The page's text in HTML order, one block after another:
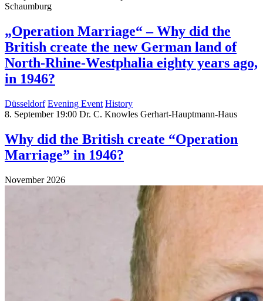
Schaumburg
„Operation Marriage“ – Why did the
British create the new German land of
North-Rhine-Westphalia eighty years ago,
in 1946?
Düsseldorf Evening Event History
8. September 19:00 Dr. C. Knowles Gerhart-Hauptmann-Haus
Why did the British create “Operation
Marriage” in 1946?
November 2026